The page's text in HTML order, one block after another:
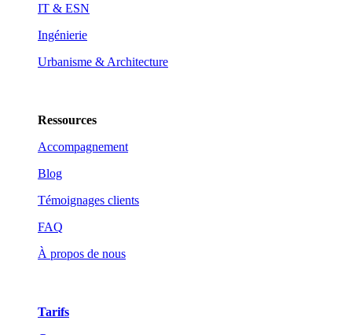
IT & ESN
Ingénierie
Urbanisme & Architecture
Ressources
Accompagnement
Blog
Témoignages clients
FAQ
À propos de nous
Tarifs